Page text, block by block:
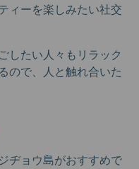
ィーを楽しみたい社交
したい人々もリラック
ので、人と触れ合いた
ヂョウ島がおすすめで